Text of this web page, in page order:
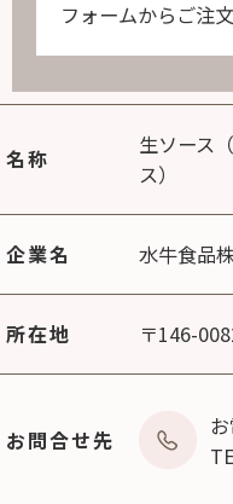
フォームからご注文
名称
生ソース
ス）
企業名 水牛食品
所在地 〒146-
お問合せ先